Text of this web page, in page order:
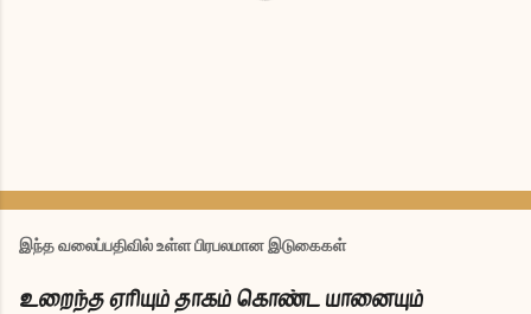
து
யி
இந்த வலைப்பதிவில் உள்ள பிரபலமான இடுகைகள்
உறைந்த ஏரியும் தாகம் கொண்ட யானையும்